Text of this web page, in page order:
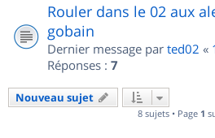
Rouler dans le 02 aux
gobain
Dernier message par ted02 «
Réponses : 7
Nouveau sujet
8 sujets • Page 1